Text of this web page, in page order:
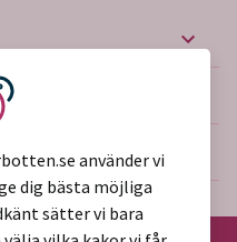
använder kakor
använder vi
dig bästa möjliga
sätter vi bara